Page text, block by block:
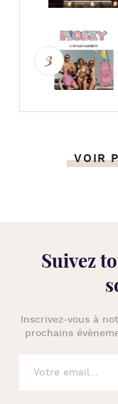
VOIR
Suivez
Inscrivez-vous à
prochains